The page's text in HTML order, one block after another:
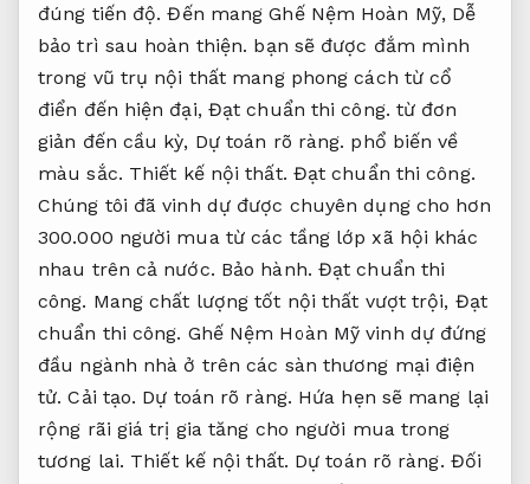
đúng tiến độ. Đến mang Ghế Nệm Hoàn Mỹ, Dễ
bảo trì sau hoàn thiện. bạn sẽ được đắm mình
trong vũ trụ nội thất mang phong cách từ cổ
điển đến hiện đại, Đạt chuẩn thi công. từ đơn
giản đến cầu kỳ, Dự toán rõ ràng. phổ biến về
màu sắc. Thiết kế nội thất. Đạt chuẩn thi công.
Chúng tôi đã vinh dự được chuyên dụng cho hơn
300.000 người mua từ các tầng lớp xã hội khác
nhau trên cả nước. Bảo hành. Đạt chuẩn thi
công. Mang chất lượng tốt nội thất vượt trội, Đạt
chuẩn thi công. Ghế Nệm Hoàn Mỹ vinh dự đứng
đầu ngành nhà ở trên các sàn thương mại điện
tử.Cải tạo. Dự toán rõ ràng. Hứa hẹn sẽ mang lại
rộng rãi giá trị gia tăng cho người mua trong
tương lai. Thiết kế nội thất. Dự toán rõ ràng. Đối